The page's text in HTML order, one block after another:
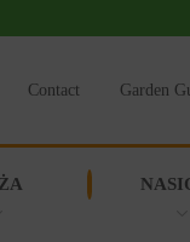
Contact Garden